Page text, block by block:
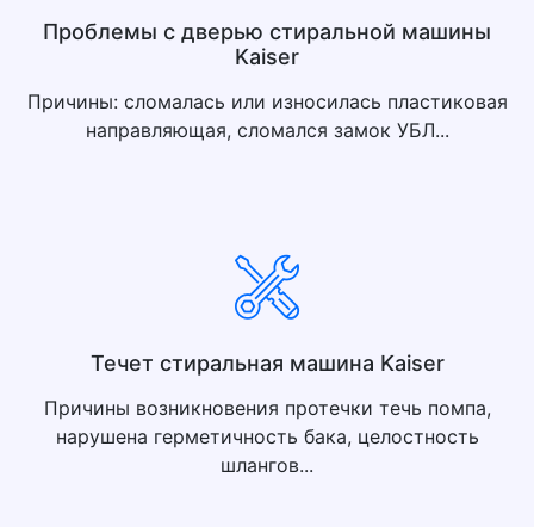
Проблемы с дверью стиральной машины
Kaiser
Причины: cломалась или износилась пластиковая
направляющая, сломался замок УБЛ...
Течет стиральная машина Kaiser
Причины возникновения протечки течь помпа,
нарушена герметичность бака, целостность
шлангов...